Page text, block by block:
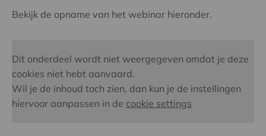
Bekijk de opname van het webinar hieronder.
Dit onderdeel wordt niet weergegeven omdat je deze
cookies niet hebt aanvaard.
Wil je de inhoud toch zien, dan kun je de instellingen
hiervoor aanpassen in de cookie settings